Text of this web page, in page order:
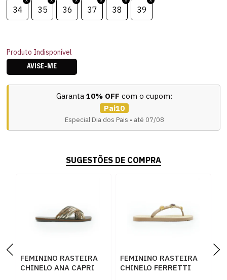
34 35 36 37 38 39
Produto Indisponível
AVISE-ME
Garanta 10% OFF com o cupom:
Pai10
Especial Dia dos Pais • até 07/08
SUGESTÕES DE COMPRA
FEMININO RASTEIRA
CHINELO ANA CAPRI
FEMININO RASTEIRA
CHINELO FERRETTI